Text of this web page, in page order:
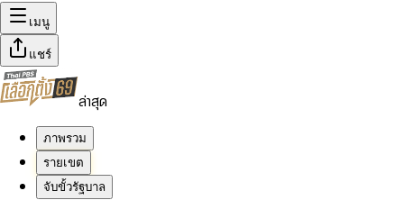
เมนู
แชร์
ล่าสุด
ภาพรวม
รายเขต
จับขั้วรัฐบาล